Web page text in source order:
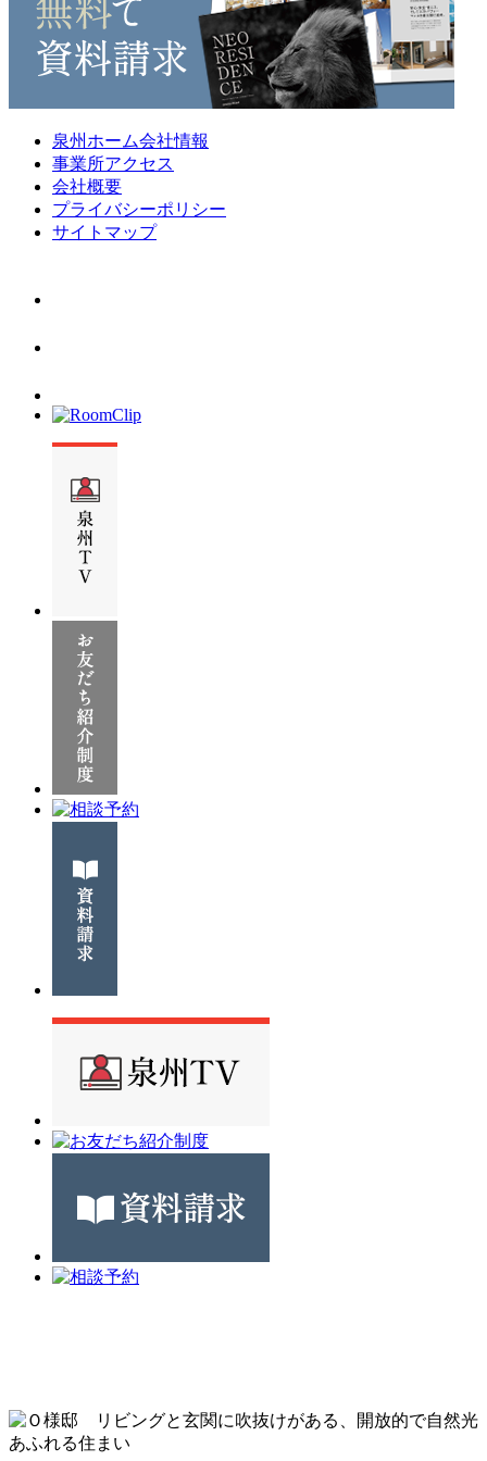
泉州ホーム会社情報
事業所アクセス
会社概要
プライバシーポリシー
サイトマップ